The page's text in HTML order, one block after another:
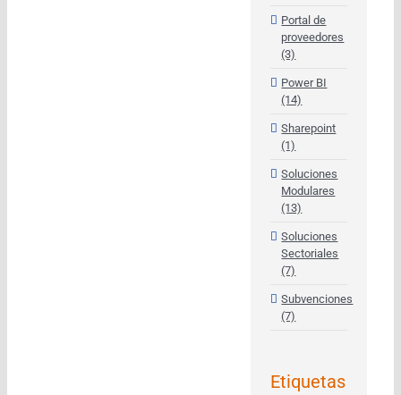
Portal de
proveedores
(3)
Power BI
(14)
Sharepoint
(1)
Soluciones
Modulares
(13)
Soluciones
Sectoriales
(7)
Subvenciones
(7)
Etiquetas